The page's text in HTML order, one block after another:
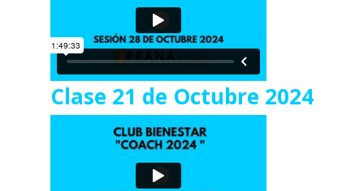
Clase 21 de Octubre 2024